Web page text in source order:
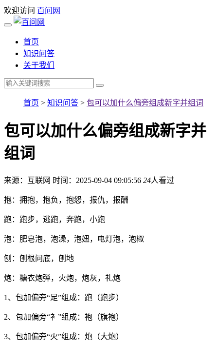
欢迎访问 百问网
首页
知识问答
关于我们
首页 > 知识问答 > 包可以加什么偏旁组成新字并组词
包可以加什么偏旁组成新字并
组词
来源：互联网 时间：2025-09-04 09:05:56 24人看过
抱：拥抱，抱负，抱怨，报仇，报酬
跑：跑步，逃跑，奔跑，小跑
泡：肥皂泡，泡澡，泡妞，电灯泡，泡椒
刨：刨根问底，刨地
炮：糖衣炮弹，火炮，炮灰，礼炮
1、包加偏旁“足”组成：跑（跑步）
2、包加偏旁“衤”组成：袍（旗袍）
3、包加偏旁“火”组成：炮（大炮）